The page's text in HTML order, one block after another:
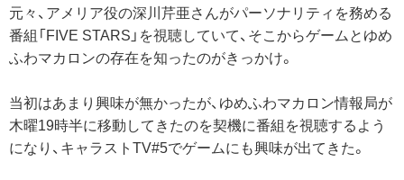
元々、アメリア役の深川芹亜さんがパーソナリティを務める
番組「FIVE STARS」を視聴していて、そこからゲームとゆめ
ふわマカロンの存在を知ったのがきっかけ。
当初はあまり興味が無かったが、ゆめふわマカロン情報局が
木曜19時半に移動してきたのを契機に番組を視聴するよう
になり、キャラストTV#5でゲームにも興味が出てきた。